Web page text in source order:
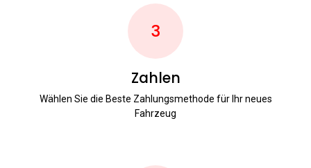
3
Zahlen
Wählen Sie die Beste Zahlungsmethode für Ihr neues
Fahrzeug